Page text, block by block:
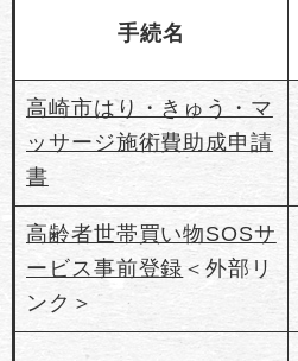
手続名
高崎市はり・きゅう・マ
ッサージ施術費助成申請
書
高齢者世帯買い物SOSサ
ービス事前登録 ＜外部リ
ンク＞